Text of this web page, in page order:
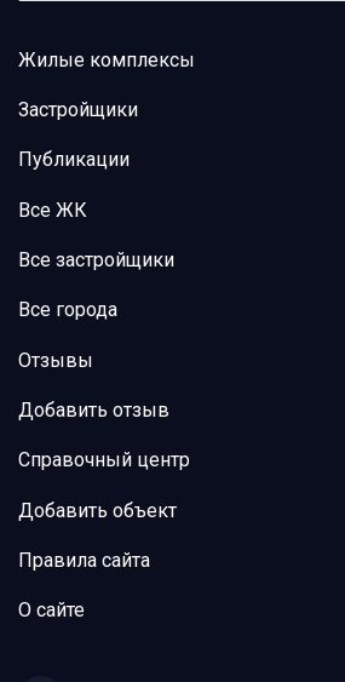
Жилые комплексы
Застройщики
Публикации
Все ЖК
Все застройщики
Все города
Отзывы
Добавить отзыв
Справочный центр
Добавить объект
Правила сайта
О сайте